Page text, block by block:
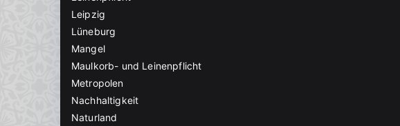
Leipzig
Lüneburg
Mangel
Maulkorb- und Leinenpflicht
Metropolen
Nachhaltigkeit
Naturland